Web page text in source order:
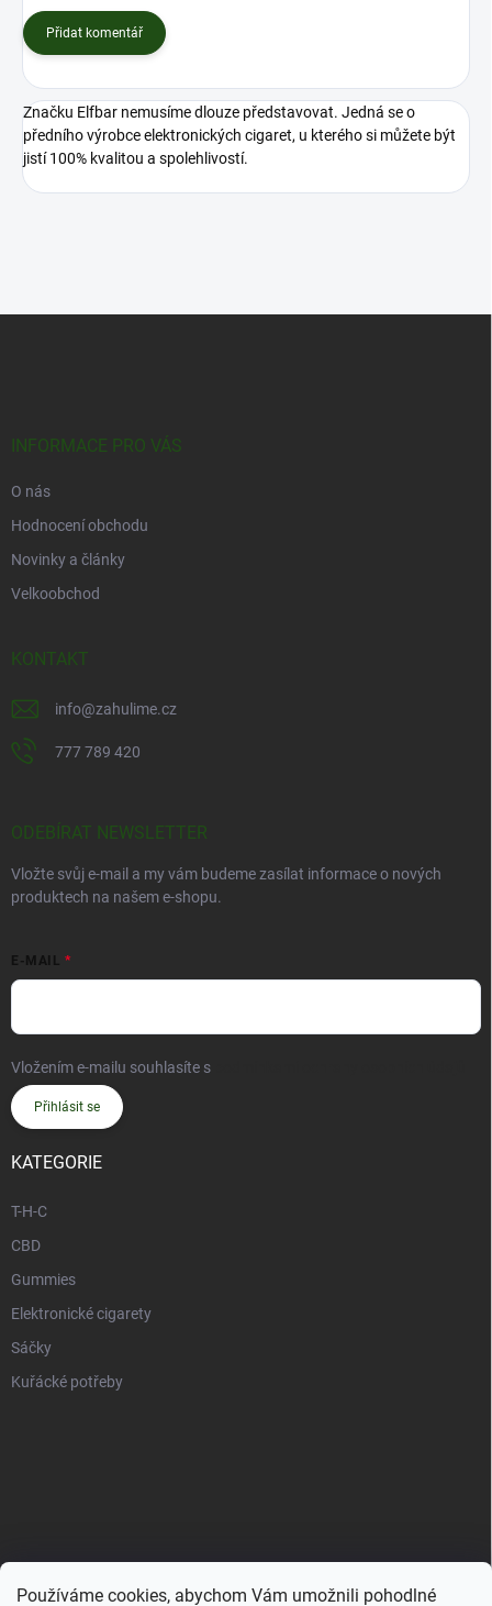
Používáme cookies, abychom Vám umožnili pohodlné
Přidat komentář
Značku Elfbar nemusíme dlouze představovat. Jedná se o
předního výrobce elektronických cigaret, u kterého si můžete být
jistí 100% kvalitou a spolehlivostí.
INFORMACE PRO VÁS
O nás
Hodnocení obchodu
Novinky a články
Velkoobchod
KONTAKT
info@zahulime.cz
777 789 420
ODEBÍRAT NEWSLETTER
Vložte svůj e-mail a my vám budeme zasílat informace o nových
produktech na našem e-shopu.
E-MAIL
Vložením e-mailu souhlasíte s
Přihlásit se
KATEGORIE
T-H-C
CBD
Gummies
Elektronické cigarety
Sáčky
Kuřácké potřeby